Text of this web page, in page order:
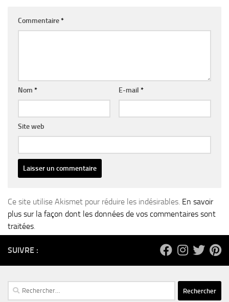
Commentaire*
Nom * E-mail *
Site web
Ce site utilise Akismet pour réduire les indésirables. En savoir
plus sur la façon dont les données de vos commentaires sont
traitées.
SUIVRE :
Rechercher :